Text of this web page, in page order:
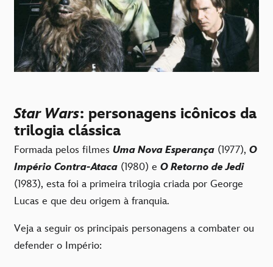
Star Wars: personagens icônicos da
trilogia clássica
Formada pelos filmes Uma Nova Esperança (1977), O
Império Contra-Ataca (1980) e O Retorno de Jedi
(1983), esta foi a primeira trilogia criada por George
Lucas e que deu origem à franquia.
Veja a seguir os principais personagens a combater ou
defender o Império: